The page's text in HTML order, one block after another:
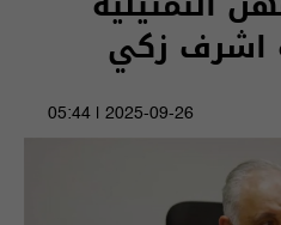
اشرف زكي
2025-09-26 | 05:44